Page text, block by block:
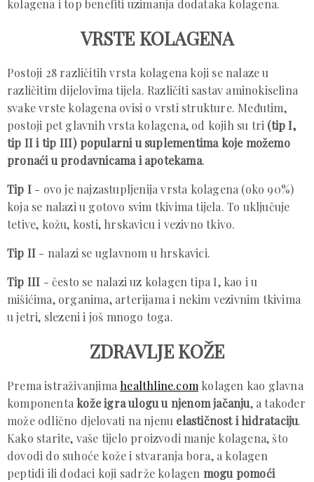
kolagena i top benefiti uzimanja dodataka kolagena.
VRSTE KOLAGENA
Postoji 28 različitih vrsta kolagena koji se nalaze u
različitim dijelovima tijela. Različiti sastav aminokiselina
svake vrste kolagena ovisi o vrsti strukture. Međutim,
postoji pet glavnih vrsta kolagena, od kojih su tri (tip I,
tip II i tip III) popularni u suplementima koje možemo
pronaći u prodavnicama i apotekama.
Tip I - ovo je najzastupljenija vrsta kolagena (oko 90%)
koja se nalazi u gotovo svim tkivima tijela. To uključuje
tetive, kožu, kosti, hrskavicu i vezivno tkivo.
Tip II - nalazi se uglavnom u hrskavici.
Tip III - često se nalazi uz kolagen tipa I, kao i u
mišićima, organima, arterijama i nekim vezivnim tkivima
u jetri, slezeni i još mnogo toga.
ZDRAVLJE KOŽE
Prema istraživanjima healthline.com kolagen kao glavna
komponenta kože igra ulogu u njenom jačanju, a također
može odlično djelovati na njenu elastičnost i hidrataciju.
Kako starite, vaše tijelo proizvodi manje kolagena, što
dovodi do suhoće kože i stvaranja bora, a kolagen
peptidi ili dodaci koji sadrže kolagen mogu pomoći